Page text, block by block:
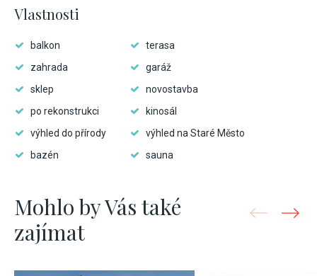
Vlastnosti
balkon
terasa
zahrada
garáž
sklep
novostavba
po rekonstrukci
kinosál
výhled do přírody
výhled na Staré Město
bazén
sauna
Mohlo by Vás také
zajímat